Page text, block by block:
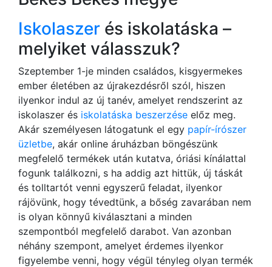
Iskolaszer és iskolatáska –
melyiket válasszuk?
Szeptember 1-je minden családos, kisgyermekes
ember életében az újrakezdésről szól, hiszen
ilyenkor indul az új tanév, amelyet rendszerint az
iskolaszer és iskolatáska beszerzése előz meg.
Akár személyesen látogatunk el egy papír-írószer
üzletbe, akár online áruházban böngészünk
megfelelő termékek után kutatva, óriási kínálattal
fogunk találkozni, s ha addig azt hittük, új táskát
és tolltartót venni egyszerű feladat, ilyenkor
rájövünk, hogy tévedtünk, a bőség zavarában nem
is olyan könnyű kiválasztani a minden
szempontból megfelelő darabot. Van azonban
néhány szempont, amelyet érdemes ilyenkor
figyelembe venni, hogy végül tényleg olyan termék